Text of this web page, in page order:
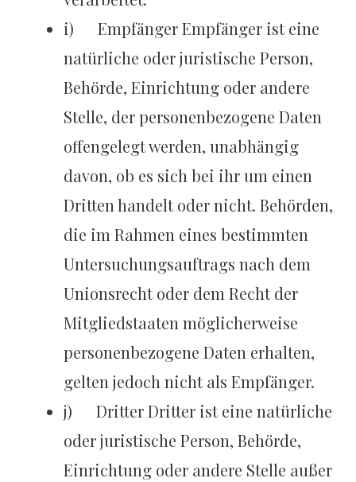
i) Empfänger Empfänger ist eine
natürliche oder juristische Person,
Behörde, Einrichtung oder andere
Stelle, der personenbezogene Daten
offengelegt werden, unabhängig
davon, ob es sich bei ihr um einen
Dritten handelt oder nicht. Behörden,
die im Rahmen eines bestimmten
Untersuchungsauftrags nach dem
Unionsrecht oder dem Recht der
Mitgliedstaaten möglicherweise
personenbezogene Daten erhalten,
gelten jedoch nicht als Empfänger.
j) Dritter Dritter ist eine natürliche
oder juristische Person, Behörde,
Einrichtung oder andere Stelle außer